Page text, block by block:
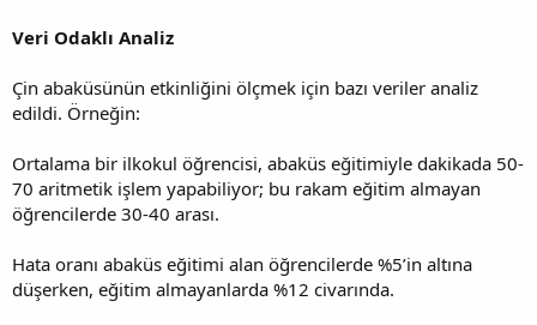
Veri Odaklı Analiz
Çin abaküsünün etkinliğini ölçmek için bazı veriler analiz
edildi. Örneğin:
Ortalama bir ilkokul öğrencisi, abaküs eğitimiyle dakikada 50-
70 aritmetik işlem yapabiliyor; bu rakam eğitim almayan
öğrencilerde 30-40 arası.
Hata oranı abaküs eğitimi alan öğrencilerde %5’in altına
düşerken, eğitim almayanlarda %12 civarında.